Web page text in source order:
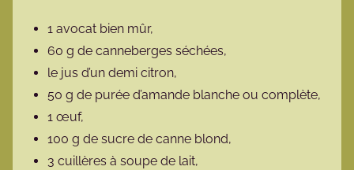
1 avocat bien mûr,
60 g de canneberges séchées,
le jus d’un demi citron,
50 g de purée d’amande blanche ou complète,
1 œuf,
100 g de sucre de canne blond,
3 cuillères à soupe de lait,